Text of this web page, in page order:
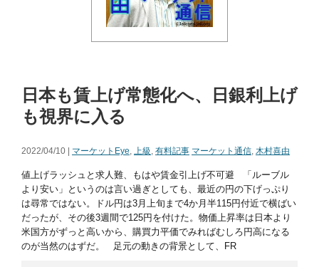
日本も賃上げ常態化へ、日銀利上げ
も視界に入る
2022/04/10 | マーケットEye, 上級, 有料記事 マーケット通信, 木村喜由
値上げラッシュと求人難、もはや賃金引上げ不可避 「ルーブル
より安い」というのは言い過ぎとしても、最近の円の下げっぷり
は尋常ではない。ドル円は3月上旬まで4か月半115円付近で横ばい
だったが、その後3週間で125円を付けた。物価上昇率は日本より
米国方がずっと高いから、購買力平価でみればむしろ円高になる
のが当然のはずだ。 足元の動きの背景として、FR